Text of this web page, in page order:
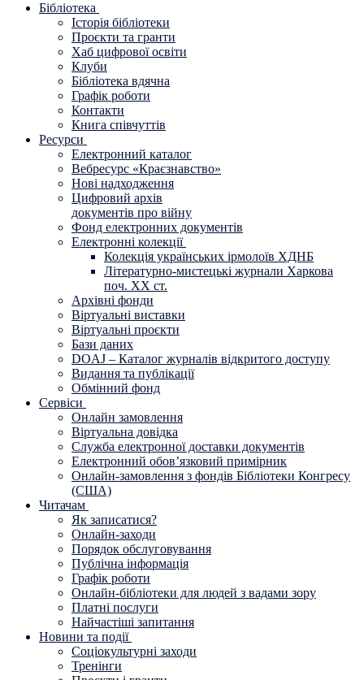
Бібліотека
Історія бібліотеки
Проєкти та гранти
Хаб цифрової освіти
Клуби
Бібліотека вдячна
Графік роботи
Контакти
Книга співчуттів
Ресурси
Електронний каталог
Вебресурс «Краєзнавство»
Нові надходження
Цифровий архів
документів про війну
Фонд електронних документів
Електронні колекції
Колекція українських ірмолоїв ХДНБ
Літературно-мистецькі журнали Харкова
поч. ХХ ст.
Архівні фонди
Віртуальні виставки
Віртуальні проєкти
Бази даних
DOAJ – Каталог журналів відкритого доступу
Видання та публікації
Обмінний фонд
Сервіси
Онлайн замовлення
Віртуальна довідка
Служба електронної доставки документів
Електронний обов’язковий примірник
Онлайн-замовлення з фондів Бібліотеки Конгресу
(США)
Читачам
Як записатися?
Онлайн-заходи
Порядок обслуговування
Публічна інформація
Графік роботи
Онлайн-бібліотеки для людей з вадами зору
Платні послуги
Найчастіші запитання
Новини та події
Соціокультурні заходи
Тренінги